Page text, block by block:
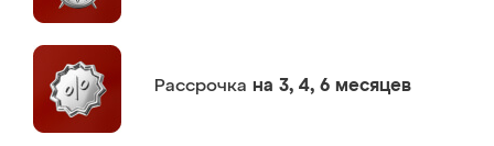
Рассрочка на 3, 4, 6 месяцев